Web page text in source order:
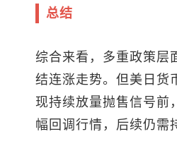
总结
综合来看，多重政策层
结连涨走势。但美日货
现持续放量抛售信号前
幅回调行情，后续仍需